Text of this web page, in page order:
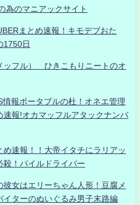
為のマニアックサイト
まとめ速報！キモデブおた
1750日
ッフル） ひきこもりニートのオ
報ポータブルの杜！オネエ管理
速報!オカマッフルアタックナンバ
速報！！大帝イタチにラリアッ
殺！パイルドライバー
女はエリーちゃん人形！豆腐メ
イターのぬいぐるみ男子末路編